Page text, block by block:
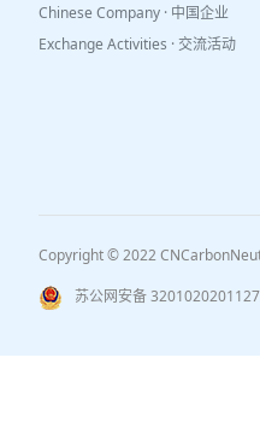
Chinese Company · 中国企业
Exchange Activities · 交流活动
Copyright © 2022
苏公网安备